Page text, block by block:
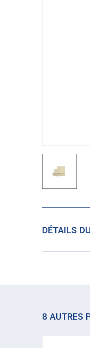
DÉTAILS
8 AUTRES